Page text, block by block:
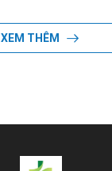
XEM THÊM